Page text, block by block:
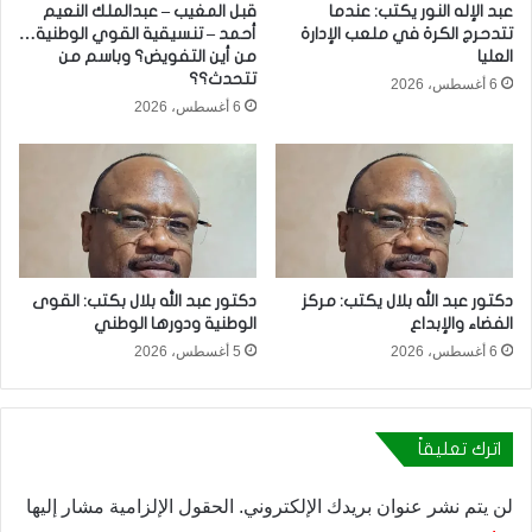
عبد الإله النور يكتب: عندما
تتدحرج الكرة في ملعب الإدارة
العليا
6 أغسطس، 2026
قبل المغيب – عبدالملك النعيم
أحمد – تنسيقية القوي الوطنية…
من أين التفويض؟ وباسم من
تتحدث؟؟
6 أغسطس، 2026
دكتور عبد الله بلال يكتب: مركز
الفضاء والإبداع
6 أغسطس، 2026
دكتور عبد الله بلال بكتب: القوى
الوطنية ودورها الوطني
5 أغسطس، 2026
اترك تعليقاً
لن يتم نشر عنوان بريدك الإلكتروني. الحقول الإلزامية مشار إليها